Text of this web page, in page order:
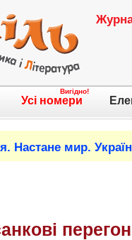
Усі номери
Вигідно!
Настане мир.